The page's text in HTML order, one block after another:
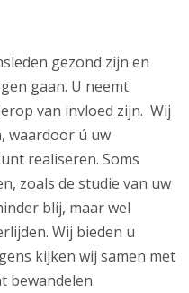
gezond zijn en
gaan. U neemt
van invloed zijn. Wij
waardoor ú uw
realiseren. Soms
zoals de studie van uw
blij, maar wel
Wij bieden u
kijken wij samen met
bewandelen.